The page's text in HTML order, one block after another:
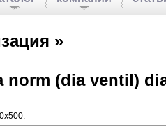
»
(dia ventil)